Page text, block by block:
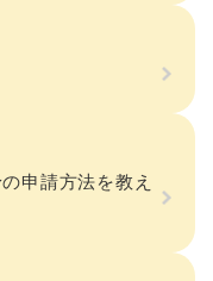
申請方法を教え